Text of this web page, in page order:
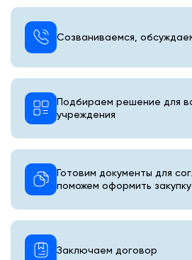
Созваниваемся,
Подбираем решение для
учреждения
Готовим документы для
поможем оформить закупку
Заключаем договор